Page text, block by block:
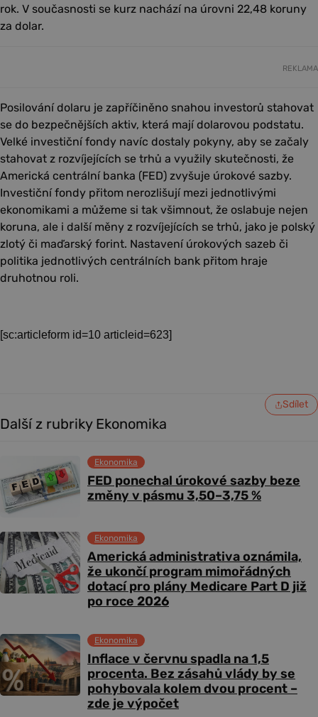
rok. V současnosti se kurz nachází na úrovni 22,48 koruny
za dolar.
REKLAMA
Posilování dolaru je zapříčiněno snahou investorů stahovat
se do bezpečnějších aktiv, která mají dolarovou podstatu.
Velké investiční fondy navíc dostaly pokyny, aby se začaly
stahovat z rozvíjejících se trhů a využily skutečnosti, že
Americká centrální banka (FED) zvyšuje úrokové sazby.
Investiční fondy přitom nerozlišují mezi jednotlivými
ekonomikami a můžeme si tak všimnout, že oslabuje nejen
koruna, ale i další měny z rozvíjejících se trhů, jako je polský
zlotý či maďarský forint. Nastavení úrokových sazeb či
politika jednotlivých centrálních bank přitom hraje
druhotnou roli.
[sc:articleform id=10 articleid=623]
Sdílet
Další z rubriky Ekonomika
FED ponechal úrokové sazby beze
změny v pásmu 3,50–3,75 %
Ekonomika
Americká administrativa oznámila,
že ukončí program mimořádných
dotací pro plány Medicare Part D již
po roce 2026
Ekonomika
Inflace v červnu spadla na 1,5
procenta. Bez zásahů vlády by se
pohybovala kolem dvou procent –
zde je výpočet
Ekonomika